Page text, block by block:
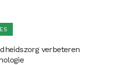
verbeteren